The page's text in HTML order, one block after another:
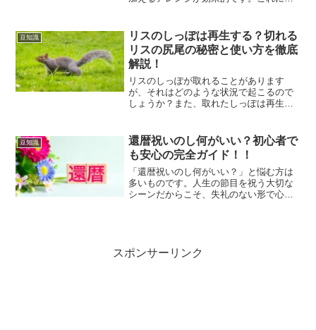
を用いることで、鶏肉の風味を整えるこ
とが可能です。鶏肉の風味...
豆知識
リスのしっぽは再生する？切れる
リスの尻尾の秘密と使い方を徹底
解説！
リスのしっぽが取れることがあります
が、それはどのような状況で起こるので
しょうか？また、取れたしっぽは再生す
の対処法について詳しく解説します。リ
スのしっぽが取れやすい状況...
豆知識
還暦祝いのし何がいい？初心者で
も安心の完全ガイド！！
「還暦祝いのし何がいい？」と悩む方は
多いものです。人生の節目を祝う大切な
シーンだからこそ、失礼のない形で心を
スポンサーリンク